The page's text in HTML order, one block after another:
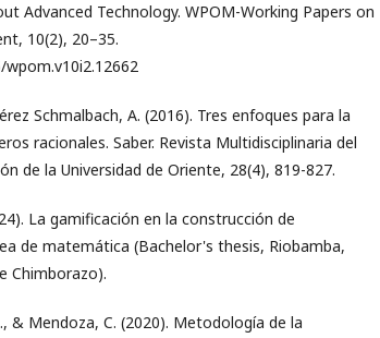
Advanced Technology. WPOM-Working Papers on
10(2), 20–35.
Schmalbach, A. (2016). Tres enfoques para la
racionales. Saber. Revista Multidisciplinaria del
de la Universidad de Oriente, 28(4), 819-827.
La gamificación en la construcción de
de matemática (Bachelor's thesis, Riobamba,
Chimborazo).
& Mendoza, C. (2020). Metodología de la